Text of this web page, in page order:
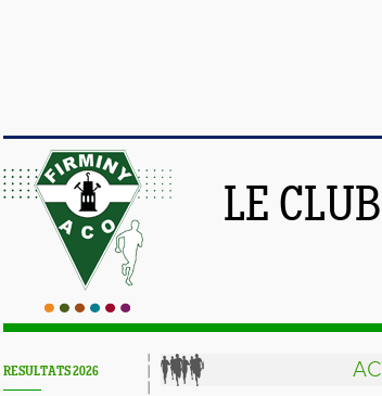
LE
RESULTATS 2026